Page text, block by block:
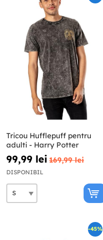
Tricou Hufflepuff pentru
adulti - Harry Potter
99,99 lei 169,99 lei
DISPONIBIL
-45%